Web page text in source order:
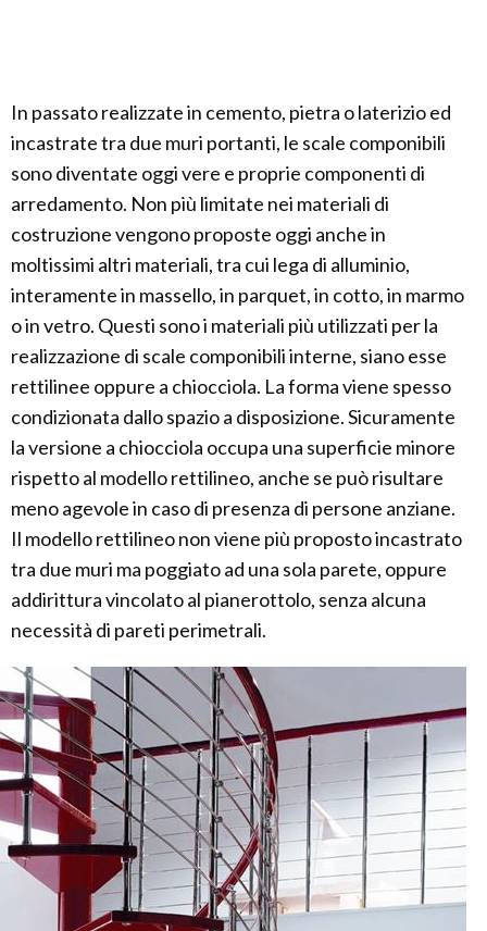
In passato realizzate in cemento, pietra o laterizio ed
incastrate tra due muri portanti, le scale componibili
sono diventate oggi vere e proprie componenti di
arredamento. Non più limitate nei materiali di
costruzione vengono proposte oggi anche in
moltissimi altri materiali, tra cui lega di alluminio,
interamente in massello, in parquet, in cotto, in marmo
o in vetro. Questi sono i materiali più utilizzati per la
realizzazione di scale componibili interne, siano esse
rettilinee oppure a chiocciola. La forma viene spesso
condizionata dallo spazio a disposizione. Sicuramente
la versione a chiocciola occupa una superficie minore
rispetto al modello rettilineo, anche se può risultare
meno agevole in caso di presenza di persone anziane.
Il modello rettilineo non viene più proposto incastrato
tra due muri ma poggiato ad una sola parete, oppure
addirittura vincolato al pianerottolo, senza alcuna
necessità di pareti perimetrali.